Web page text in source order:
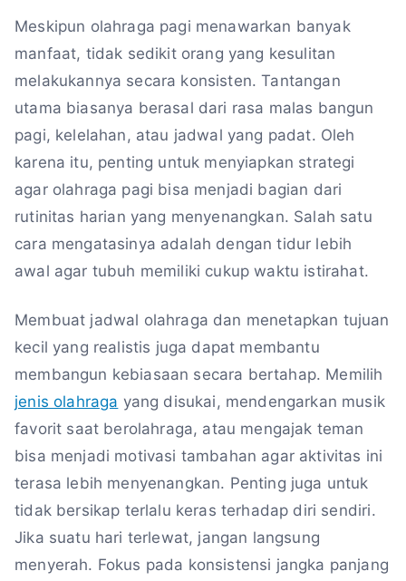
Meskipun olahraga pagi menawarkan banyak
manfaat, tidak sedikit orang yang kesulitan
melakukannya secara konsisten. Tantangan
utama biasanya berasal dari rasa malas bangun
pagi, kelelahan, atau jadwal yang padat. Oleh
karena itu, penting untuk menyiapkan strategi
agar olahraga pagi bisa menjadi bagian dari
rutinitas harian yang menyenangkan. Salah satu
cara mengatasinya adalah dengan tidur lebih
awal agar tubuh memiliki cukup waktu istirahat.
Membuat jadwal olahraga dan menetapkan tujuan
kecil yang realistis juga dapat membantu
membangun kebiasaan secara bertahap. Memilih
jenis olahraga yang disukai, mendengarkan musik
favorit saat berolahraga, atau mengajak teman
bisa menjadi motivasi tambahan agar aktivitas ini
terasa lebih menyenangkan. Penting juga untuk
tidak bersikap terlalu keras terhadap diri sendiri.
Jika suatu hari terlewat, jangan langsung
menyerah. Fokus pada konsistensi jangka panjang